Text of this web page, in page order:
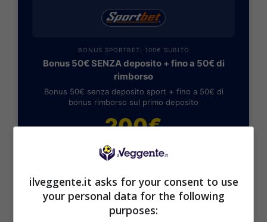
BONUS SPORTBET: 100€ SUBITO
Bonus 50€ SENZA deposito + fino a 50€ di
rimborso
Bonus 50€ senza deposito sport + fino a 50€ di
bonus rimborso sul primo deposito
200€
VERIFICA
Mostra Informazioni
ilveggente.it asks for your consent to use
your personal data for the following
purposes: